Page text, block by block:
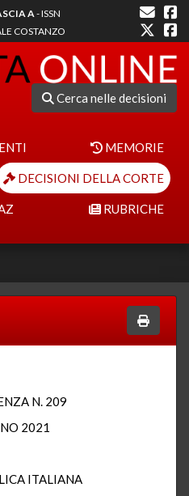
A- ISSN
COSTANZO
Cerca nelle decisioni
MEMORIE
DECISIONI DELLA CORTE
RUBRICHE
N. 209
2021
ITALIANA